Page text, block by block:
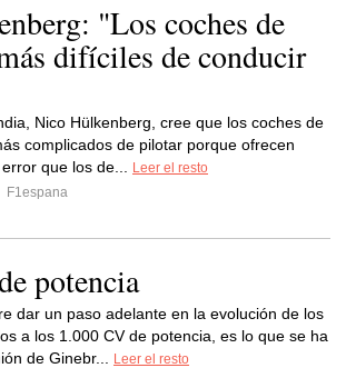
"Los coches de
difíciles de conducir
Nico Hülkenberg, cree que los coches de
complicados de pilotar porque ofrecen
que los de...
Leer el resto
F1espana
potencia
dar un paso adelante en la evolución de los
a los 1.000 CV de potencia, es lo que se ha
de Ginebr...
Leer el resto